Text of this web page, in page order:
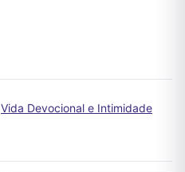
Vida Devocional e Intimidade